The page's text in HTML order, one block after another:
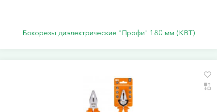
Бокорезы диэлектрические "Профи" 180 мм (КВТ)